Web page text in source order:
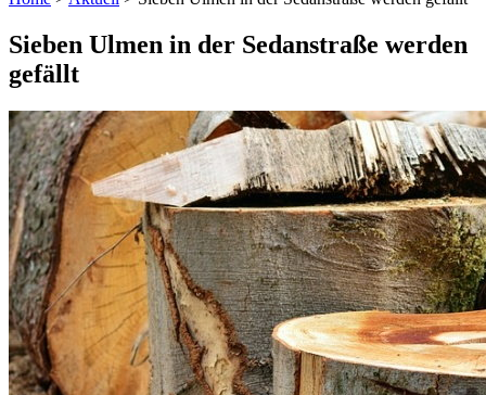
Sieben Ulmen in der Sedanstraße werden
gefällt